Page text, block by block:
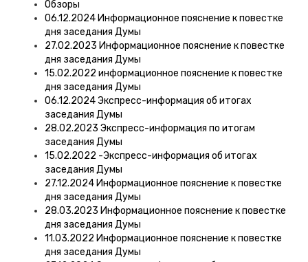
Обзоры
06.12.2024 Информационное пояснение к повестке
дня заседания Думы
27.02.2023 Информационное пояснение к повестке
дня заседания Думы
15.02.2022 информационное пояснение к повестке
дня заседания Думы
06.12.2024 Экспресс-информация об итогах
заседания Думы
28.02.2023 Экспресс-информация по итогам
заседания Думы
15.02.2022 -Экспресс-информация об итогах
заседания Думы
27.12.2024 Информационное пояснение к повестке
дня заседания Думы
28.03.2023 Информационное пояснение к повестке
дня заседания Думы
11.03.2022 Информационное пояснение к повестке
дня заседания Думы